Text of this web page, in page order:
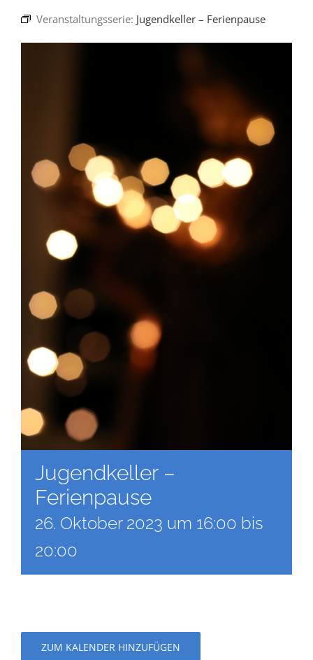
Veranstaltungsserie: Jugendkeller – Ferienpause
Jugendkeller –
Ferienpause
26. Oktober 2023 um 16:00 bis
20:00
ZUM KALENDER HINZUFÜGEN